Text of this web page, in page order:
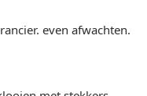
even afwachten.